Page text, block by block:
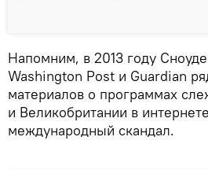
Напомним, в 2013 году
Washington Post и Guardian
материалов о программах
и Великобритании в
международный скандал.